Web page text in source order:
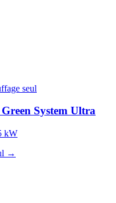
seul
System Ultra
kW
→